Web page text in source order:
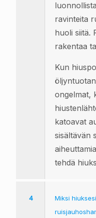
ravinteita
huoli siitä.
rakentaa
Kun
ongelmat,
katoavat
sisältävän
tehdä
4
Miksi